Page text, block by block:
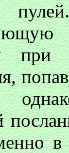
при